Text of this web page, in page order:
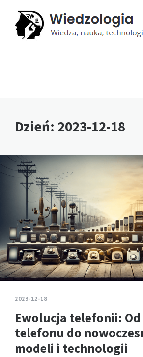
Dzień: 2023-12-18
2023-12-18
Ewolucja telefonii:
telefonu do
modeli i technologii